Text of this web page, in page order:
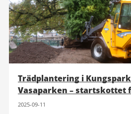
Trädplantering i
Vasaparken – startskottet
innerstad
2025-09-11